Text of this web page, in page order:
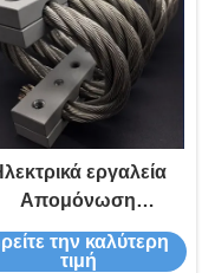
εργαλεία
Απομόνωση
την καλύτερη
τιμή